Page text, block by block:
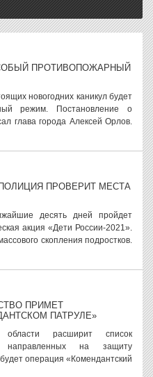
ПРОТИВОПОЖАРНЫЙ
новогодних каникул будет
режим. Постановление о
глава города Алексей Орлов.
ПРОВЕРИТ МЕСТА
десять дней пройдет
акция «Дети России-2021».
скопления подростков.
ПРИМЕТ
ПАТРУЛЕ»
области расширит список
направленных на защиту
операция «Комендантский